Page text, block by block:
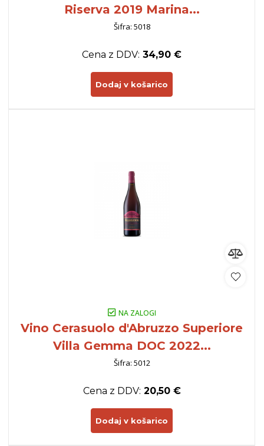
Riserva 2019 Marina...
Šifra: 5018
Cena z DDV: 34,90 €
Dodaj v košarico
NA ZALOGI
Vino Cerasuolo d'Abruzzo Superiore
Villa Gemma DOC 2022...
Šifra: 5012
Cena z DDV: 20,50 €
Dodaj v košarico